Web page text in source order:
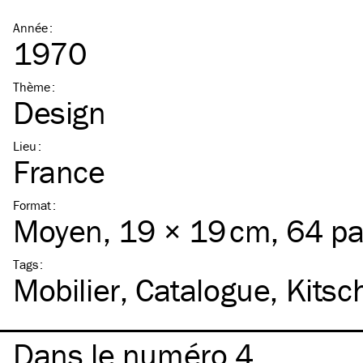
Année:
1970
Thème:
Design
Lieu :
France
Format:
Moyen, 19 × 19 cm, 64
Tags:
Mobilier Catalogue
Dans le numéro 4